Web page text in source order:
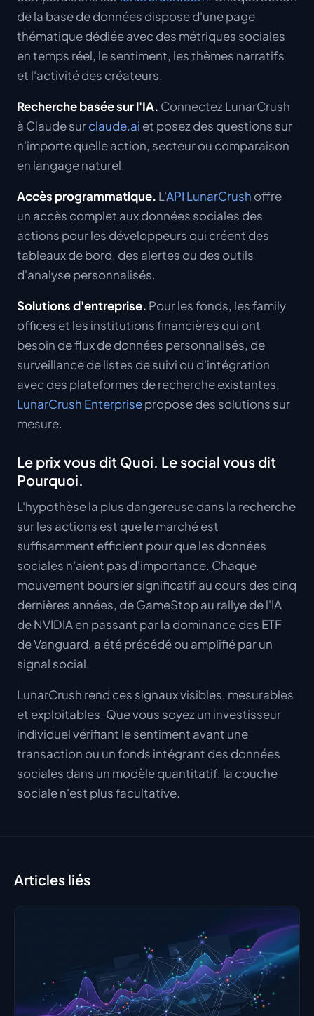
de la base de données dispose d'une page
thématique dédiée avec des métriques sociales
en temps réel, le sentiment, les thèmes narratifs
et l'activité des créateurs.
Recherche basée sur l'IA. Connectez LunarCrush
à Claude surclaude.ai et posez des questions sur
n'importe quelle action, secteur ou comparaison
en langage naturel.
Accès programmatique. L'API LunarCrush offre
un accès complet aux données sociales des
actions pour les développeurs qui créent des
tableaux de bord, des alertes ou des outils
d'analyse personnalisés.
Solutions d'entreprise. Pour les fonds, les family
offices et les institutions financières qui ont
besoin de flux de données personnalisés, de
surveillance de listes de suivi ou d'intégration
avec des plateformes de recherche existantes,
LunarCrush Enterprisepropose des solutions sur
mesure.
Le prix vous dit Quoi. Le social vous dit
Pourquoi.
L'hypothèse la plus dangereuse dans la recherche
sur les actions est que le marché est
suffisamment efficient pour que les données
sociales n'aient pas d'importance. Chaque
mouvement boursier significatif au cours des cinq
dernières années, de GameStop au rallye de l'IA
de NVIDIA en passant par la dominance des ETF
de Vanguard, a été précédé ou amplifié par un
signal social.
LunarCrush rend ces signaux visibles, mesurables
et exploitables. Que vous soyez un investisseur
individuel vérifiant le sentiment avant une
transaction ou un fonds intégrant des données
sociales dans un modèle quantitatif, la couche
sociale n'est plus facultative.
Articles liés